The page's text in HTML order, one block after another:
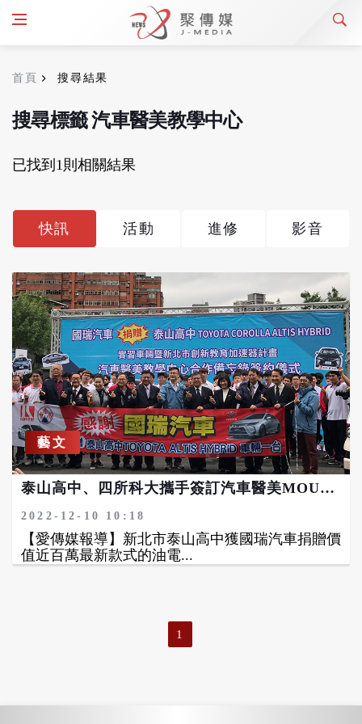
首頁 搜尋結果
搜尋標籤 汽車醫美教學中心
已找到1則相關結果
快訊 活動 進修 影音
藝文
泰山高中、四所科大攜手簽訂汽車醫美MOU 獲國瑞汽車贈百萬級油電混合動力車 培育頂尖人才
2022-12-10 10:18
【愛傳媒報導】新北市泰山高中獲國瑞汽車捐贈價
值近百萬最新款式的油電...
1